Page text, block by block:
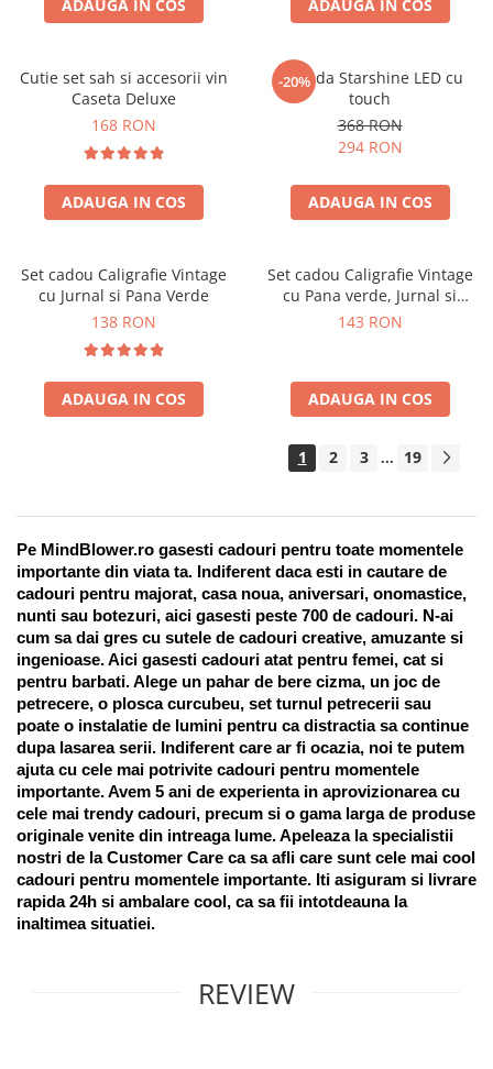
ADAUGA IN COS ADAUGA IN COS
Cutie set sah si accesorii vin
Caseta Deluxe
168 RON
ADAUGA IN COS
-20%
Oglinda Starshine LED cu
touch
368 RON
294 RON
ADAUGA IN COS
Set cadou Caligrafie Vintage
cu Jurnal si Pana Verde
138 RON
ADAUGA IN COS
Set cadou Caligrafie Vintage
cu Pana verde, Jurnal si
Suport pentru stilou, 9 piese
143 RON
ADAUGA IN COS
1 2 3 ... 19
Pe MindBlower.ro gasesti cadouri pentru toate momentele
importante din viata ta. Indiferent daca esti in cautare de
cadouri pentru majorat, casa noua, aniversari, onomastice,
nunti sau botezuri, aici gasesti peste 700 de cadouri. N-ai
cum sa dai gres cu sutele de cadouri creative, amuzante si
ingenioase. Aici gasesti cadouri atat pentru femei, cat si
pentru barbati. Alege un pahar de bere cizma, un joc de
petrecere, o plosca curcubeu, set turnul petrecerii sau
poate o instalatie de lumini pentru ca distractia sa continue
dupa lasarea serii. Indiferent care ar fi ocazia, noi te putem
ajuta cu cele mai potrivite cadouri pentru momentele
importante. Avem 5 ani de experienta in aprovizionarea cu
cele mai trendy cadouri, precum si o gama larga de produse
originale venite din intreaga lume. Apeleaza la specialistii
nostri de la Customer Care ca sa afli care sunt cele mai cool
cadouri pentru momentele importante. Iti asiguram si livrare
rapida 24h si ambalare cool, ca sa fii intotdeauna la
inaltimea situatiei.
REVIEW